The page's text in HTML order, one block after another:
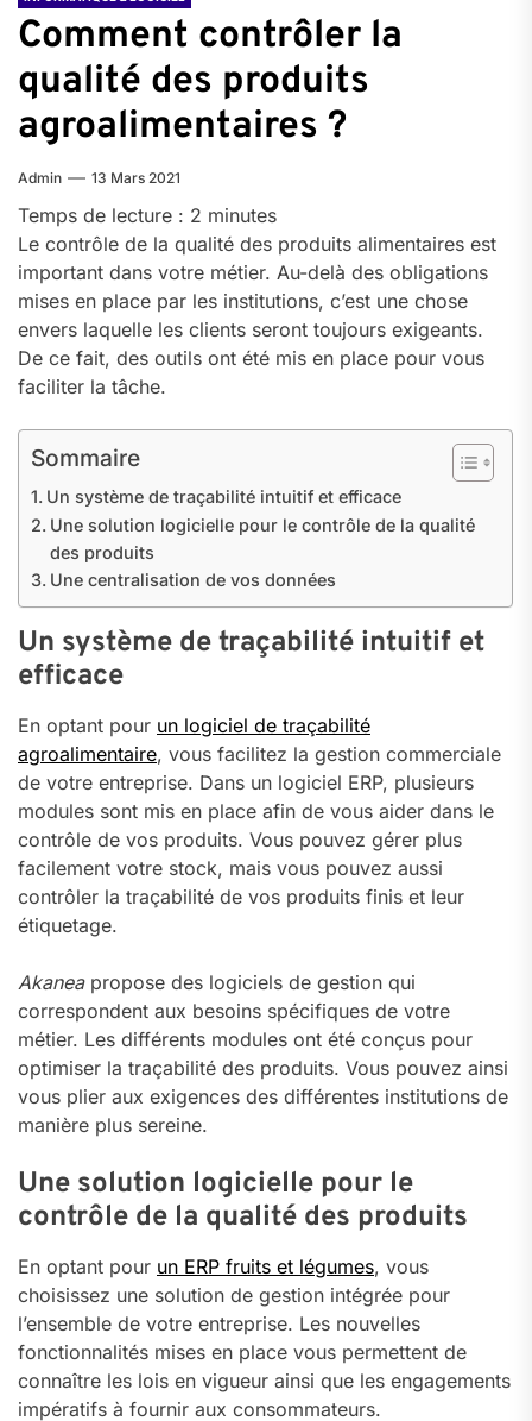
Comment contrôler la
qualité des produits
agroalimentaires ?
Admin 13 Mars 2021
Temps de lecture : 2 minutes
Le contrôle de la qualité des produits alimentaires est
important dans votre métier. Au-delà des obligations
mises en place par les institutions, c’est une chose
envers laquelle les clients seront toujours exigeants.
De ce fait, des outils ont été mis en place pour vous
faciliter la tâche.
Sommaire
Un système de traçabilité intuitif et efficace
Une solution logicielle pour le contrôle de la qualité
des produits
Une centralisation de vos données
Un système de traçabilité intuitif et
efficace
En optant pour un logiciel de traçabilité
agroalimentaire, vous facilitez la gestion commerciale
de votre entreprise. Dans un logiciel ERP, plusieurs
modules sont mis en place afin de vous aider dans le
contrôle de vos produits. Vous pouvez gérer plus
facilement votre stock, mais vous pouvez aussi
contrôler la traçabilité de vos produits finis et leur
étiquetage.
Akaneapropose des logiciels de gestion qui
correspondent aux besoins spécifiques de votre
métier. Les différents modules ont été conçus pour
optimiser la traçabilité des produits. Vous pouvez ainsi
vous plier aux exigences des différentes institutions de
manière plus sereine.
Une solution logicielle pour le
contrôle de la qualité des produits
En optant pour un ERP fruits et légumes, vous
choisissez une solution de gestion intégrée pour
l’ensemble de votre entreprise. Les nouvelles
fonctionnalités mises en place vous permettent de
connaître les lois en vigueur ainsi que les engagements
impératifs à fournir aux consommateurs.